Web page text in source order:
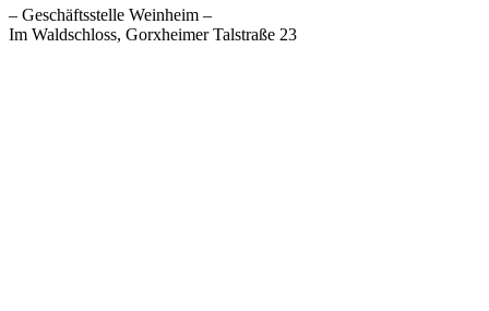
– Geschäftsstelle Weinheim –
Im Waldschloss, Gorxheimer Talstraße 23